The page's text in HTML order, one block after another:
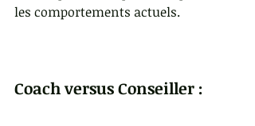
les comportements actuels.
Coach versus Conseiller :